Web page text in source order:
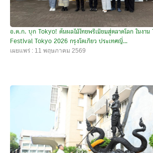
อ.ต.ก. บุก Tokyo! ดันผลไม้ไทยพรีเมียมสู่ตลาดโลก ในงาน
Festival Tokyo 2026 กรุงโตเกียว ประเทศญี่...
เผยแพร่ : 11 พฤษภาคม 2569